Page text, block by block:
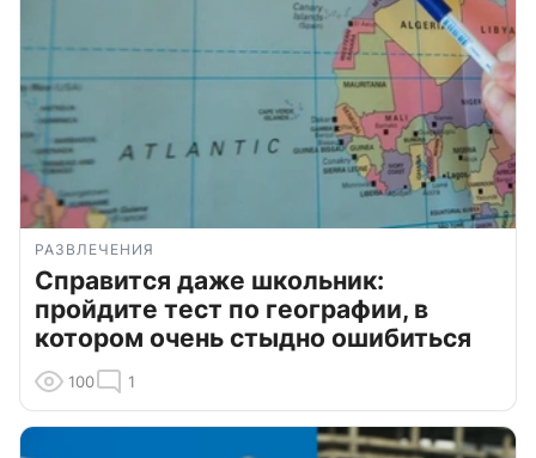
РАЗВЛЕЧЕНИЯ
Справится даже школьник:
пройдите тест по географии, в
котором очень стыдно ошибиться
100 1